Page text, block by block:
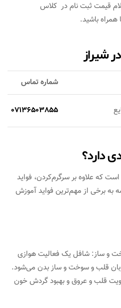
قیمت ثبت نام در کلاس
باشید.
شیراز
شماره تماس
07136503855
دارد؟
که علاوه بر سرگرم‌کردن، فواید
به برخی از مهم‌ترین فواید آموزش
و ساز: شافل یک فعالیت هوازی
قلب و سوخت و ساز بدن می‌شود.
قلب و عروق و بهبود گردش خون